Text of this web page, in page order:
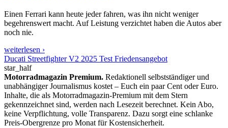
Einen Ferrari kann heute jeder fahren, was ihn nicht weniger
begehrenswert macht. Auf Leistung verzichtet haben die Autos aber
noch nie.
weiterlesen ›
Ducati Streetfighter V2 2025 Test Friedensangebot
star_half
Motorradmagazin Premium. Redaktionell selbstständiger und
unabhängiger Journalismus kostet – Euch ein paar Cent oder Euro.
Inhalte, die als Motorradmagazin-Premium mit dem Stern
gekennzeichnet sind, werden nach Lesezeit berechnet. Kein Abo,
keine Verpflichtung, volle Transparenz. Dazu sorgt eine schlanke
Preis-Obergrenze pro Monat für Kostensicherheit.